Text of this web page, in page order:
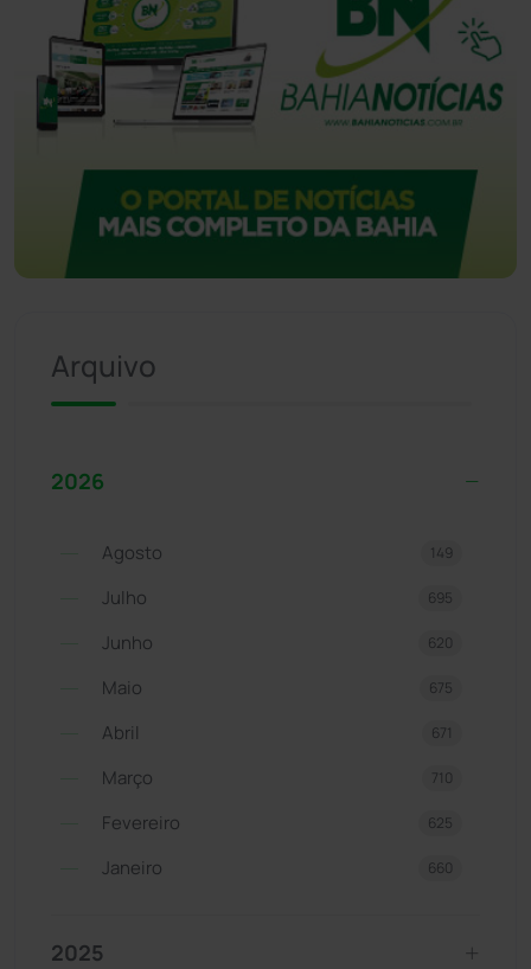
Arquivo
2026
Agosto 149
Julho 695
Junho 620
Maio 675
Abril 671
Março 710
Fevereiro 625
Janeiro 660
2025